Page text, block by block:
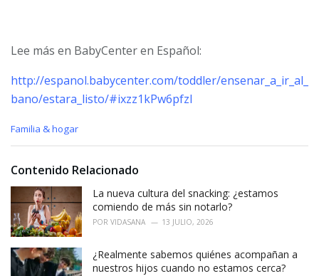
Lee más en BabyCenter en Español:
http://espanol.babycenter.com/toddler/ensenar_a_ir_al_
bano/estara_listo/#ixzz1kPw6pfzI
C
e
r
e
:
Familia & hogar
Contenido Relacionado
La nueva cultura del snacking: ¿estamos
comiendo de más sin notarlo?
POR VIDASANA 13 JULIO, 2026
¿Realmente sabemos quiénes acompañan a
nuestros hijos cuando no estamos cerca?